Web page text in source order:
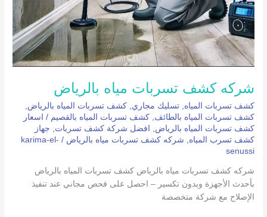
شركه كشف تسربات مياه بالرياض
كشف تسربات المياه ,تسليك مجاري ,كشف تسربات المياه بالرياض
كشف تسربات المياه بالطائف ,كشف تسربات المياه بالقصيم / اسعار
كشف تسربات المياه بالرياض
افضل شركة كشف تسربات
جهاز
كشف تسرب المياه
شركه كشف تسربات مياه بالرياض /
karima-el-
senussi
شركه كشف تسربات مياه بالرياض كشف تسربات المياه بالرياض
بأحدث الأجهزة وبدون تكسير – احصل على فحص مجاني عند تنفيذ
الإصلاح مع شركة متخصصة